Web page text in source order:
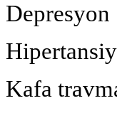
Depresyon
Kafa